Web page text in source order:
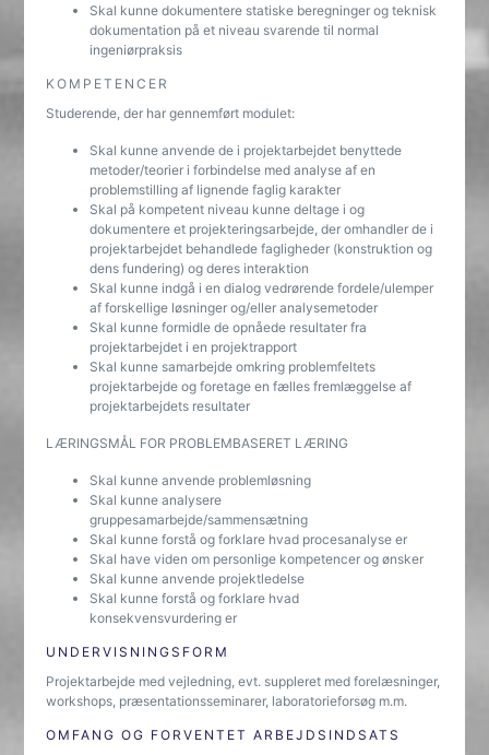
Skal kunne dokumentere statiske beregninger og teknisk
dokumentation på et niveau svarende til normal
ingeniørpraksis
KOMPETENCER
Studerende, der har gennemført modulet:
Skal kunne anvende de i projektarbejdet benyttede
metoder/teorier i forbindelse med analyse af en
problemstilling af lignende faglig karakter
Skal på kompetent niveau kunne deltage i og
dokumentere et projekteringsarbejde, der omhandler de i
projektarbejdet behandlede fagligheder (konstruktion og
dens fundering) og deres interaktion
Skal kunne indgå i en dialog vedrørende fordele/ulemper
af forskellige løsninger og/eller analysemetoder
Skal kunne formidle de opnåede resultater fra
projektarbejdet i en projektrapport
Skal kunne samarbejde omkring problemfeltets
projektarbejde og foretage en fælles fremlæggelse af
projektarbejdets resultater
LÆRINGSMÅL FOR PROBLEMBASERET LÆRING
Skal kunne anvende problemløsning
Skal kunne analysere
gruppesamarbejde/sammensætning
Skal kunne forstå og forklare hvad procesanalyse er
Skal have viden om personlige kompetencer og ønsker
Skal kunne anvende projektledelse
Skal kunne forstå og forklare hvad
konsekvensvurdering er
UNDERVISNINGSFORM
Projektarbejde med vejledning, evt. suppleret med forelæsninger,
workshops, præsentationsseminarer, laboratorieforsøg m.m.
OMFANG OG FORVENTET ARBEJDSINDSATS